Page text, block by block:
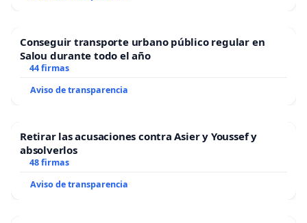
Conseguir transporte urbano público regular en
Salou durante todo el año
44 firmas
Aviso de transparencia
Retirar las acusaciones contra Asier y Youssef y
absolverlos
48 firmas
Aviso de transparencia